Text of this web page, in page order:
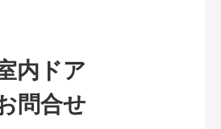
内ドア
問合せ